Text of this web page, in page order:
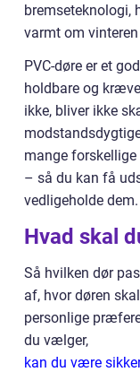
bremseteknologi,
varmt om
PVC-døre er et
holdbare og
ikke, bliver ikke
mange
– så du kan få
vedligeholde dem.
Hvad skal
Så hvilken dør
af, hvor døren
personlige
du vælger,
kan du være